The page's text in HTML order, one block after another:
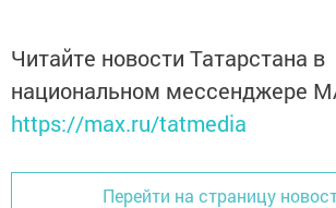
Читайте новости Татарстана в
национальном мессенджере
https://max.ru/tatmedia
Перейти на страницу